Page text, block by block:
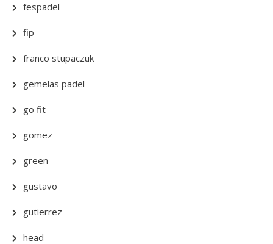
fespadel
fip
franco stupaczuk
gemelas padel
go fit
gomez
green
gustavo
gutierrez
head